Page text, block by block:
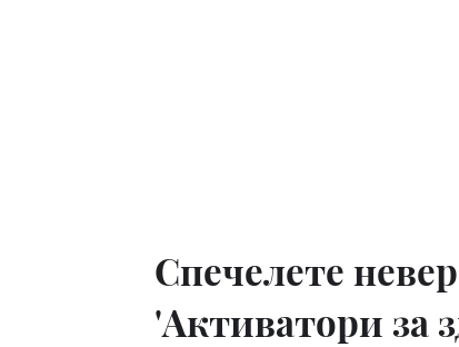
Спечелете
'Активатори за